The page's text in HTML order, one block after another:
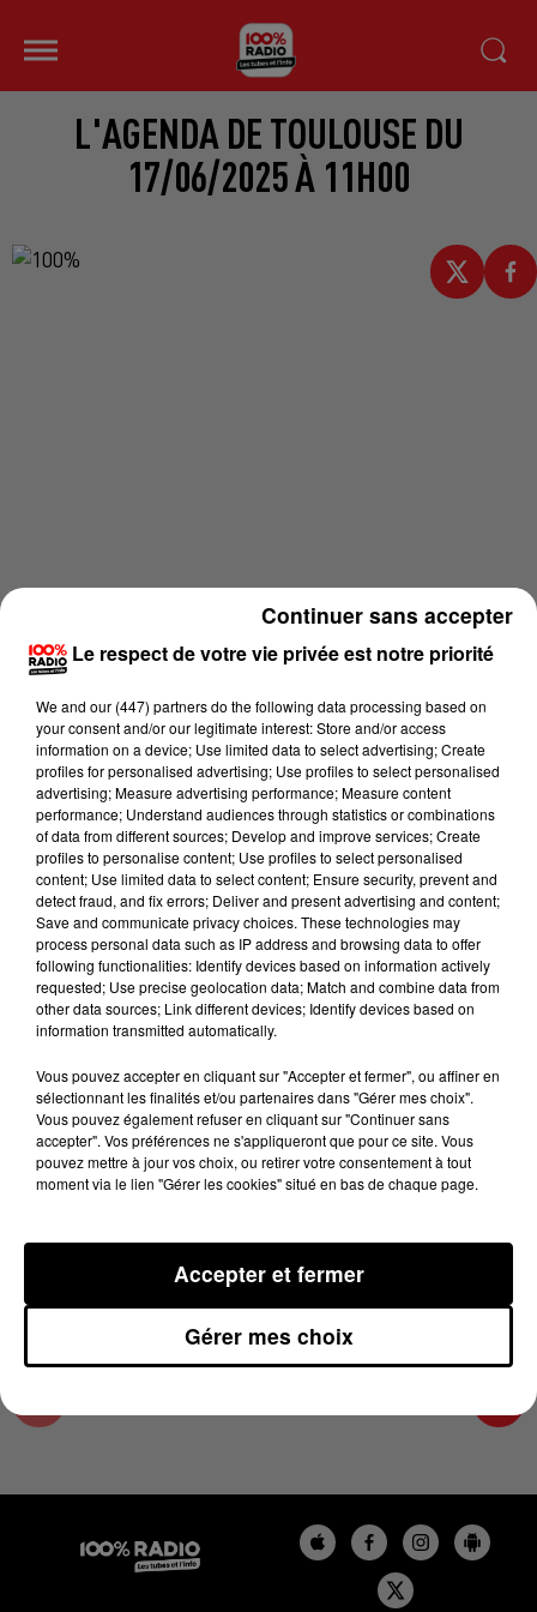
L'AGENDA DE TOULOUSE DU
17/06/2025 À 11H00
Lecture (1 min 24 sec)
100%
100% Radio l'agenda de Toulouse
17 juin 2025 - 1 min 24 sec
L'AGENDA DE TOULOUSE DU 17/06/2025 À
11H00
L'agenda de Toulouse
Le respect de votre vie privée est notre priorité
We and our (447) partnersdo the following data processing based on
your consent and/or our legitimate interest: Store and/or access
information on a device; Use limited data to select advertising; Create
profiles for personalised advertising; Use profiles to select personalised
advertising; Measure advertising performance; Measure content
performance; Understand audiences through statistics or combinations
of data from different sources; Develop and improve services; Create
profiles to personalise content; Use profiles to select personalised
content; Use limited data to select content; Ensure security, prevent and
detect fraud, and fix errors; Deliver and present advertising and content;
Save and communicate privacy choices. These technologies may
process personal data such as IP address and browsing data to offer
following functionalities: Identify devices based on information actively
requested; Use precise geolocation data; Match and combine data from
other data sources; Link different devices; Identify devices based on
information transmitted automatically.
Vous pouvez accepter en cliquant sur "Accepter et fermer", ou affiner en
sélectionnant les finalités et/ou partenaires dans "Gérer mes choix".
Vous pouvez également refuser en cliquant sur "Continuer sans
accepter". Vos préférences ne s'appliqueront que pour ce site. Vous
pouvez mettre à jour vos choix, ou retirer votre consentement à tout
moment via le lien "Gérer les cookies" situé en bas de chaque page.
Gérer mes choix
Accepter et fermer
Continuer sans accepter